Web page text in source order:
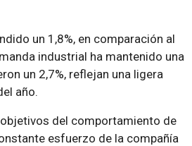
un 1,8%, en comparación al
industrial ha mantenido una
un 2,7%, reflejan una ligera
año.
del comportamiento de
esfuerzo de la compañía